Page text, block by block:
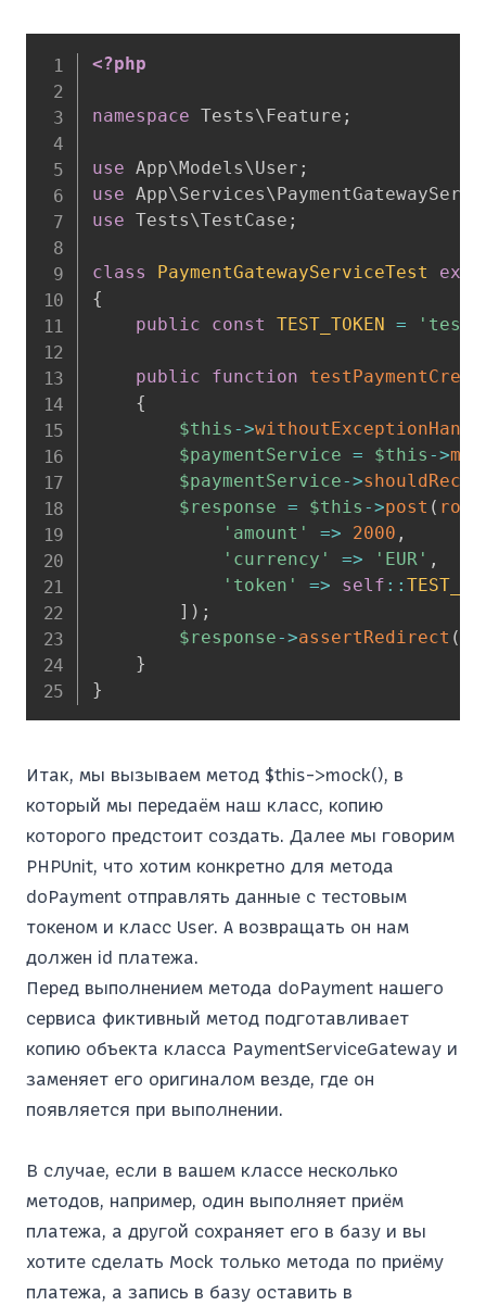
<?php
namespace Tests\ Feature ;
use App\ Models\User ;
use App\Services\
use Tests\TestCase ;
class PaymentGatewayServiceTest
{
public
const TEST_TOKEN =
public function
{
$this ->
$paymentService = $this ->
$paymentService->
$response = $this ->post (
'amount'
=> 2000 ,
'currency'
=> 'EUR' ,
'token'
=> self ::
] ) ;
$response->assertRedirect (
}
}
Итак, мы вызываем метод $this->mock(), в
который мы передаём наш класс, копию
которого предстоит создать. Далее мы говорим
PHPUnit, что хотим конкретно для метода
doPayment отправлять данные с тестовым
токеном и класс User. А возвращать он нам
должен id платежа.
Перед выполнением метода doPayment нашего
сервиса фиктивный метод подготавливает
копию объекта класса PaymentServiceGateway и
заменяет его оригиналом везде, где он
появляется при выполнении.
В случае, если в вашем классе несколько
методов, например, один выполняет приём
платежа, а другой сохраняет его в базу и вы
хотите сделать Mock только метода по приёму
платежа, а запись в базу оставить в